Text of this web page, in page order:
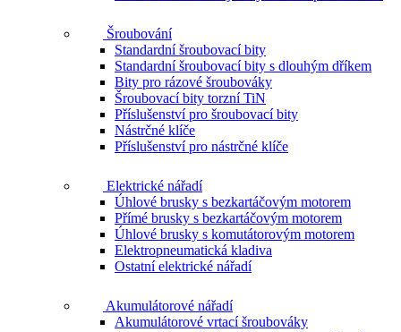
Šroubování
Standardní šroubovací bity
Standardní šroubovací bity s dlouhým dříkem
Bity pro rázové šroubováky
Šroubovací bity torzní TiN
Příslušenství pro šroubovací bity
Nástrčné klíče
Příslušenství pro nástrčné klíče
Elektrické nářadí
Úhlové brusky s bezkartáčovým motorem
Přímé brusky s bezkartáčovým motorem
Úhlové brusky s komutátorovým motorem
Elektropneumatická kladiva
Ostatní elektrické nářadí
Akumulátorové nářadí
Akumulátorové vrtací šroubováky